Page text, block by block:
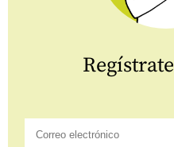
Regístrate